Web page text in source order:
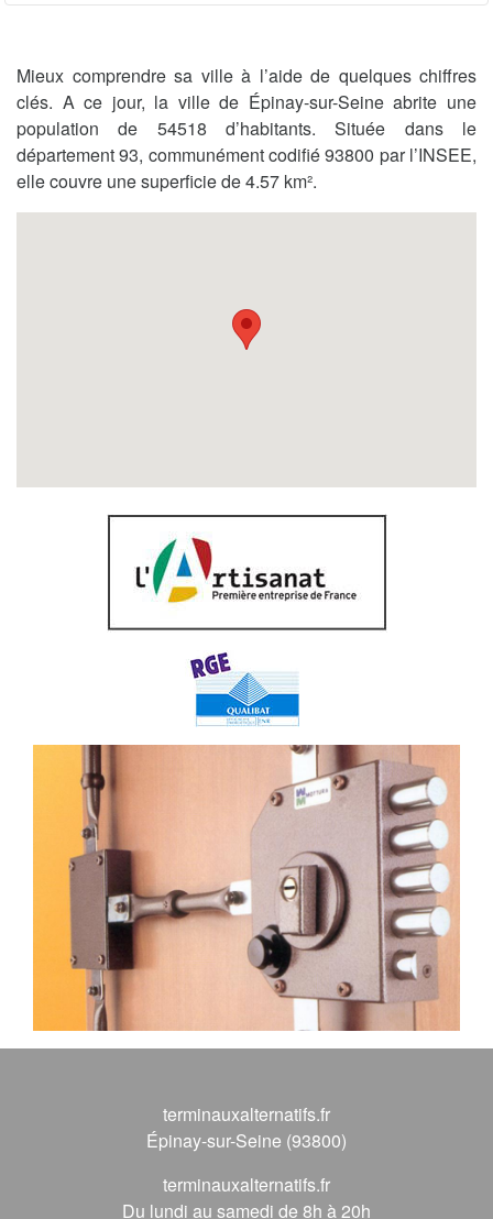
Mieux comprendre sa ville à l’aide de quelques chiffres
clés. A ce jour, la ville de Épinay-sur-Seine abrite une
population de 54518 d’habitants. Située dans le
département 93, communément codifié 93800 par l’INSEE,
elle couvre une superficie de 4.57 km².
terminauxalternatifs.fr
Épinay-sur-Seine (93800)
terminauxalternatifs.fr
Du lundi au samedi de 8h à 20h